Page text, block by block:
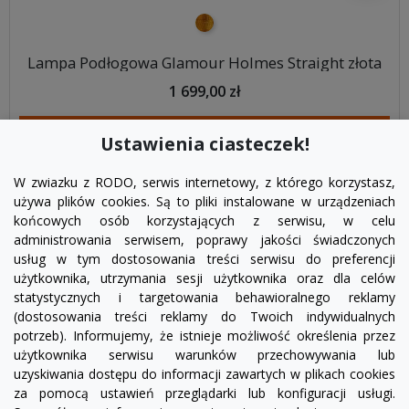
złoty
Lampa Podłogowa Glamour Holmes Straight złota
1 699,00 zł
FacebookYouTubePinterest
Ustawienia ciasteczek!
W zwiazku z RODO, serwis internetowy, z którego korzystasz,
używa plików cookies. Są to pliki instalowane w urządzeniach
końcowych osób korzystających z serwisu, w celu
administrowania serwisem, poprawy jakości świadczonych
usług w tym dostosowania treści serwisu do preferencji
użytkownika, utrzymania sesji użytkownika oraz dla celów
statystycznych i targetowania behawioralnego reklamy
(dostosowania treści reklamy do Twoich indywidualnych
potrzeb). Informujemy, że istnieje możliwość określenia przez
użytkownika serwisu warunków przechowywania lub
uzyskiwania dostępu do informacji zawartych w plikach cookies
za pomocą ustawień przeglądarki lub konfiguracji usługi.